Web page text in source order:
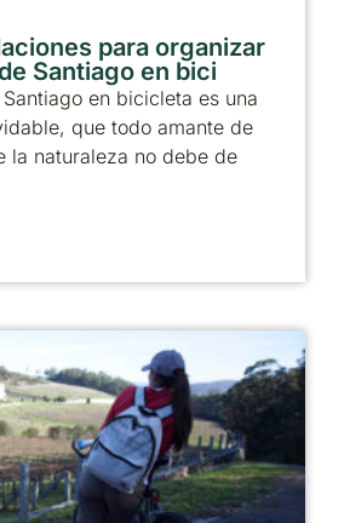
para organizar
Santiago en bici
en bicicleta es una
que todo amante de
la naturaleza no debe de